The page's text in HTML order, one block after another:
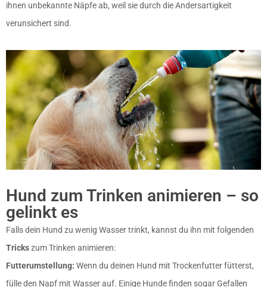
ihnen unbekannte Näpfe ab, weil sie durch die Andersartigkeit
verunsichert sind.
Hund zum Trinken animieren – so
gelinkt es
Falls dein Hund zu wenig Wasser trinkt, kannst du ihn mit folgenden
Trickszum Trinken animieren:
Futterumstellung: Wenn du deinen Hund mit Trockenfutter fütterst,
fülle den Napf mit Wasser auf. Einige Hunde finden sogar Gefallen